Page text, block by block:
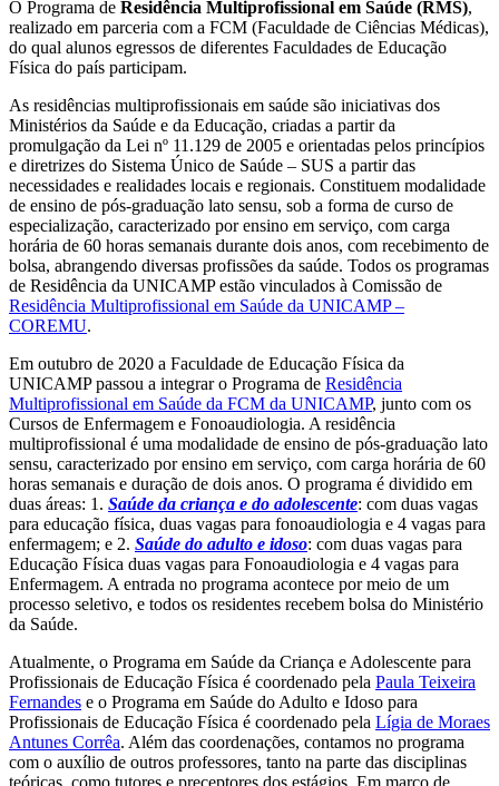
O Programa de Residência Multiprofissional em Saúde (RMS),
realizado em parceria com a FCM (Faculdade de Ciências Médicas),
do qual alunos egressos de diferentes Faculdades de Educação
Física do país participam.
As residências multiprofissionais em saúde são iniciativas dos
Ministérios da Saúde e da Educação, criadas a partir da
promulgação da Lei nº 11.129 de 2005 e orientadas pelos princípios
e diretrizes do Sistema Único de Saúde – SUS a partir das
necessidades e realidades locais e regionais. Constituem modalidade
de ensino de pós-graduação lato sensu, sob a forma de curso de
especialização, caracterizado por ensino em serviço, com carga
horária de 60 horas semanais durante dois anos, com recebimento de
bolsa, abrangendo diversas profissões da saúde. Todos os programas
de Residência da UNICAMP estão vinculados à Comissão de
Residência Multiprofissional em Saúde da UNICAMP –
COREMU.
Em outubro de 2020 a Faculdade de Educação Física da
UNICAMP passou a integrar o Programa de Residência
Multiprofissional em Saúde da FCM da UNICAMP, junto com os
Cursos de Enfermagem e Fonoaudiologia. A residência
multiprofissional é uma modalidade de ensino de pós-graduação lato
sensu, caracterizado por ensino em serviço, com carga horária de 60
horas semanais e duração de dois anos. O programa é dividido em
duas áreas: 1. Saúde da criança e do adolescente: com duas vagas
para educação física, duas vagas para fonoaudiologia e 4 vagas para
enfermagem; e 2. Saúde do adulto e idoso: com duas vagas para
Educação Física duas vagas para Fonoaudiologia e 4 vagas para
Enfermagem. A entrada no programa acontece por meio de um
processo seletivo, e todos os residentes recebem bolsa do Ministério
da Saúde.
Atualmente, o Programa em Saúde da Criança e Adolescente para
Profissionais de Educação Física é coordenado pela Paula Teixeira
Fernandes e o Programa em Saúde do Adulto e Idoso para
Profissionais de Educação Física é coordenado pela Lígia de Moraes
Antunes Corrêa. Além das coordenações, contamos no programa
com o auxílio de outros professores, tanto na parte das disciplinas